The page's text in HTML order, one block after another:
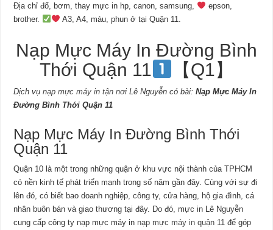
Địa chỉ đổ, bơm, thay mực in hp, canon, samsung,
epson,
brother.
A3, A4, màu, phun ở tại Quận 11.
Nạp Mực Máy In Đường Bình
Thới Quận 11
【Q1】
Dịch vụnạp mực máy in tận nơi Lê Nguyễn có bài:Nạp Mực Máy In
Đường Bình Thới Quận 11
Nạp Mực Máy In Đường Bình Thới
Quận 11
Quận 10 là một trong những quận ở khu vực nội thành của TPHCM
có nền kinh tế phát triển mạnh trong số năm gần đây. Cùng với sự đi
lên đó, có biết bao doanh nghiệp, công ty, cửa hàng, hộ gia đình, cá
nhân buôn bán và giao thương tại đây. Do đó, mực in Lê Nguyễn
cung cấp công ty nạp mực máy in nạp mực máy in quận 11 để góp